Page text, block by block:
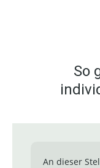
So
An dieser